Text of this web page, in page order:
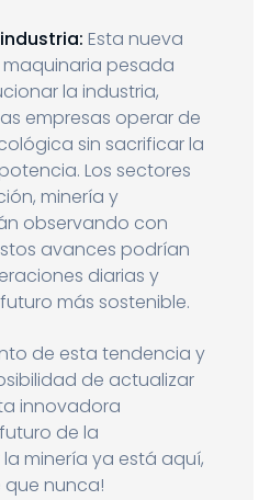
Esta nueva
pesada
la industria,
empresas operar de
sin sacrificar la
Los sectores
minería y
observando con
avances podrían
diarias y
más sostenible.
de esta tendencia y
de actualizar
innovadora
de la
minería ya está aquí,
que nunca!